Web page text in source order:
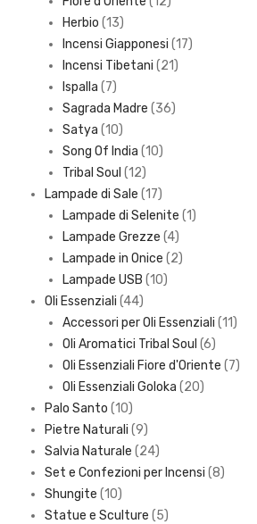
Herbio 1313
products
Incensi Giapponesi 1717
Incensi Tibetani 2121
Ispalla 77
products
Sagrada Madre 3636
Satya 1010
products
Song Of India 1010
Tribal Soul 1212
products
Lampade di Sale 1717
products
Lampade di Selenite 11
Lampade Grezze 44
products
Lampade in Onice 22
Lampade USB 1010
Oli Essenziali 4444
products
Accessori per Oli Essenziali 1111
Oli Aromatici Tribal Soul 66
products
Oli Essenziali Fiore d'Oriente 77
Oli Essenziali Goloka 2020
Palo Santo 1010
products
Pietre Naturali 99
products
Salvia Naturale 2424
products
Set e Confezioni per Incensi 88
Shungite 1010
products
Statue e Sculture 55